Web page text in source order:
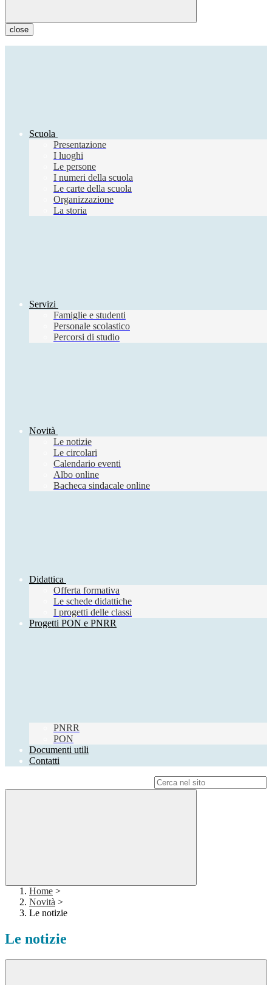
close
Scuola
Presentazione
I luoghi
Le persone
I numeri della scuola
Le carte della scuola
Organizzazione
La storia
Servizi
Famiglie e studenti
Personale scolastico
Percorsi di studio
Novità
Le notizie
Le circolari
Calendario eventi
Albo online
Bacheca sindacale online
Didattica
Offerta formativa
Le schede didattiche
I progetti delle classi
Progetti PON e PNRR
PNRR
PON
Documenti utili
Contatti
Home >
Novità >
Le notizie
Le notizie